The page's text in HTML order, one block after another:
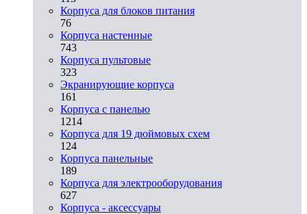
Корпуса для блоков питания
76
Корпуса настенные
743
Корпуса пультовые
323
Экранирующие корпуса
161
Корпуса с панелью
1214
Корпуса для 19 дюймовых схем
124
Корпуса панельные
189
Корпуса для электрооборудования
627
Корпуса - аксессуары